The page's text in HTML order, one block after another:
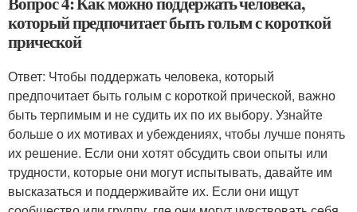
который предпочитает быть голым с короткой
прической
Ответ: Чтобы поддержать человека, который
предпочитает быть голым с короткой прической, важно
быть терпимым и не судить их по их выбору. Узнайте
больше о их мотивах и убеждениях, чтобы лучше понять
их решение. Если они хотят обсудить свои опыты или
трудности, которые они могут испытывать, давайте им
высказаться и поддерживайте их. Если они ищут